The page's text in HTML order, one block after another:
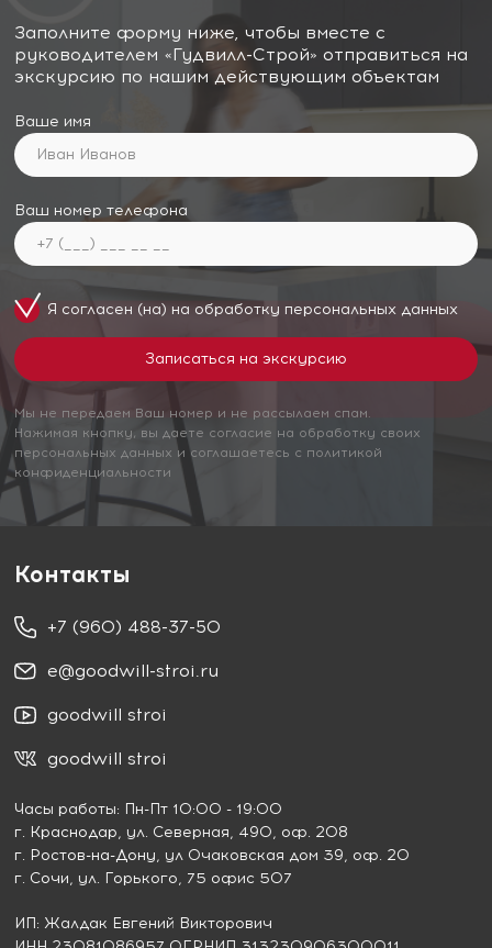
Заполните форму ниже, чтобы вместе с
руководителем «Гудвилл-Строй» отправиться на
экскурсию по нашим действующим объектам
Ваше имя
Ваш номер телефона
Я согласен (на) на обработку персональных данных
Мы не передаем Ваш номер и не рассылаем спам.
Нажимая кнопку, вы даете согласие на обработку своих
персональных данных и соглашаетесь с политикой
конфиденциальности
Контакты
+7 (960) 488-37-50
e@goodwill-stroi.ru
goodwill stroi
goodwill stroi
Часы работы: Пн-Пт 10:00 - 19:00
г. Краснодар, ул. Северная, 490, оф. 208
г. Ростов-на-Дону, ул Очаковская дом 39, оф. 20
г. Сочи, ул. Горького, 75 офис 507
ИП: Жалдак Евгений Викторович